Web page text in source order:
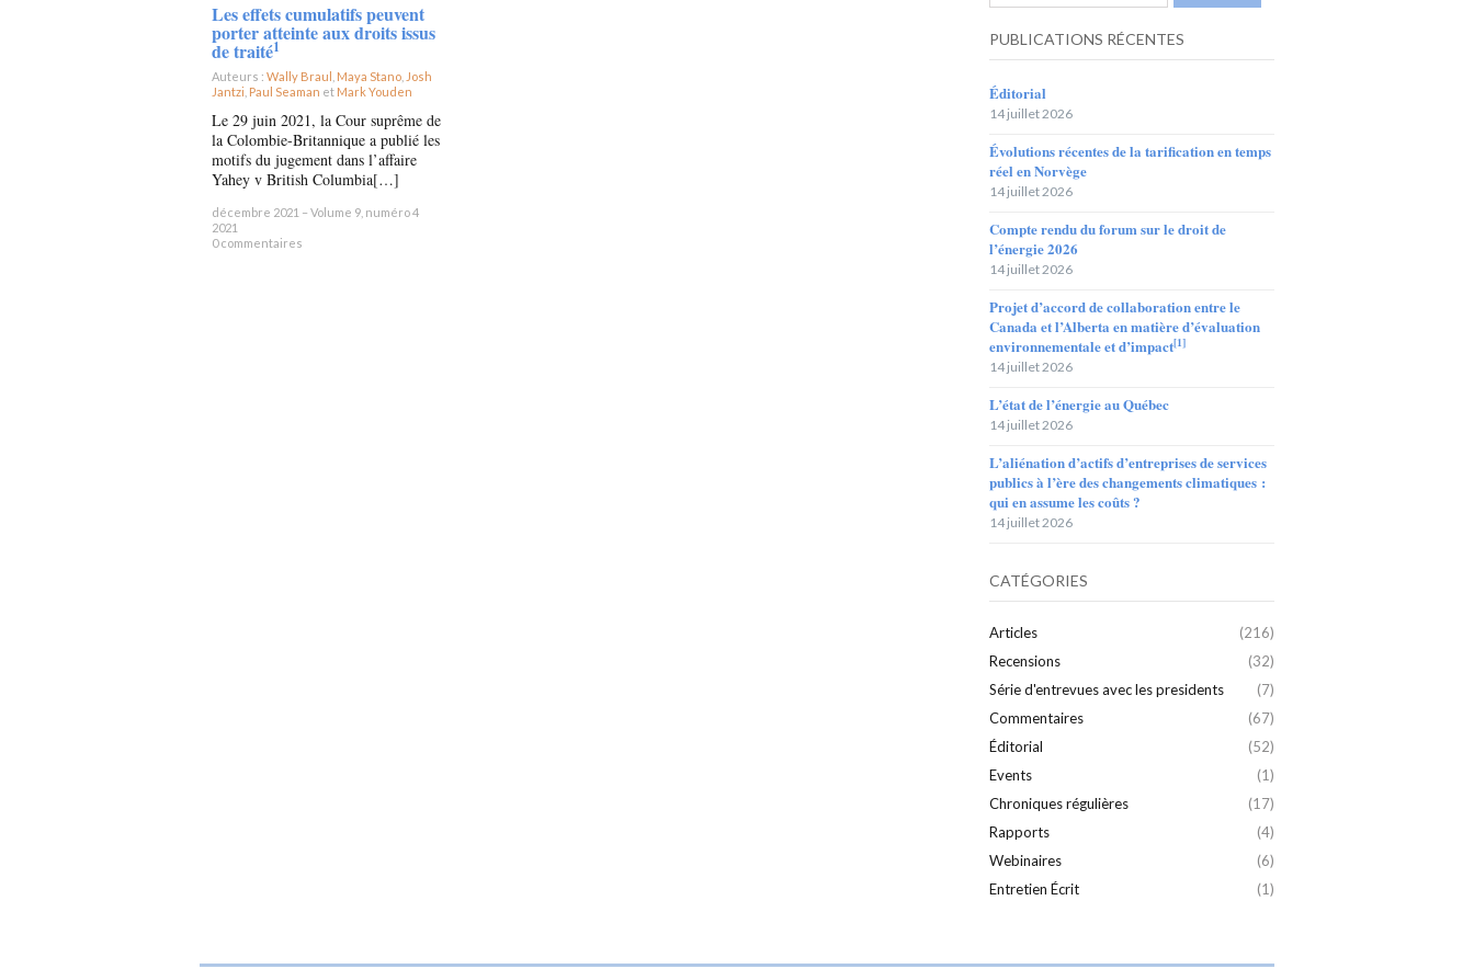
Les effets cumulatifs peuvent
porter atteinte aux droits issus
de traité1
Auteurs : Wally Braul Maya Stano Josh
Jantzi Paul Seaman et Mark Youden
Le 29 juin 2021, la Cour suprême de
la Colombie-Britannique a publié les
motifs du jugement dans l’affaire
Yahey v British Columbia[…]
décembre 2021 – Volume 9, numéro 4
2021
0 commentaires
PUBLICATIONS RÉCENTES
Éditorial
14 juillet 2026
Évolutions récentes de la tarification en temps
réel en Norvège
14 juillet 2026
Compte rendu du forum sur le droit de
l’énergie 2026
14 juillet 2026
Projet d’accord de collaboration entre le
Canada et l’Alberta en matière d’évaluation
environnementale et d’impact[1]
14 juillet 2026
L’état de l’énergie au Québec
14 juillet 2026
L’aliénation d’actifs d’entreprises de services
publics à l’ère des changements climatiques :
qui en assume les coûts ?
14 juillet 2026
CATÉGORIES
Articles
(216)
Recensions
(32)
Série d'entrevues avec les presidents
(7)
Commentaires
(67)
Éditorial
(52)
Events
(1)
Chroniques régulières
(17)
Rapports
(4)
Webinaires
(6)
Entretien Écrit
(1)